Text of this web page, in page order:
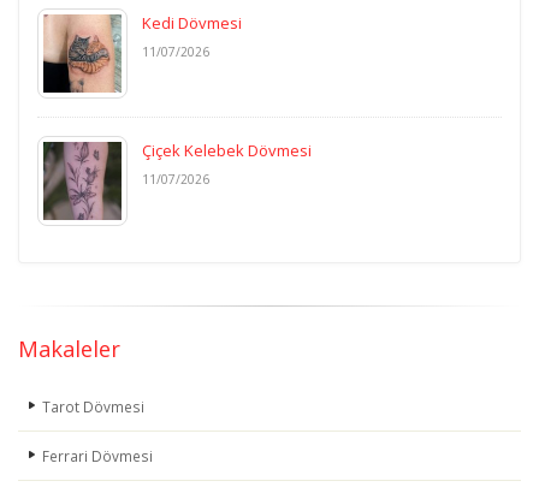
Kedi Dövmesi
11/07/2026
Çiçek Kelebek Dövmesi
11/07/2026
Makaleler
Tarot Dövmesi
Ferrari Dövmesi